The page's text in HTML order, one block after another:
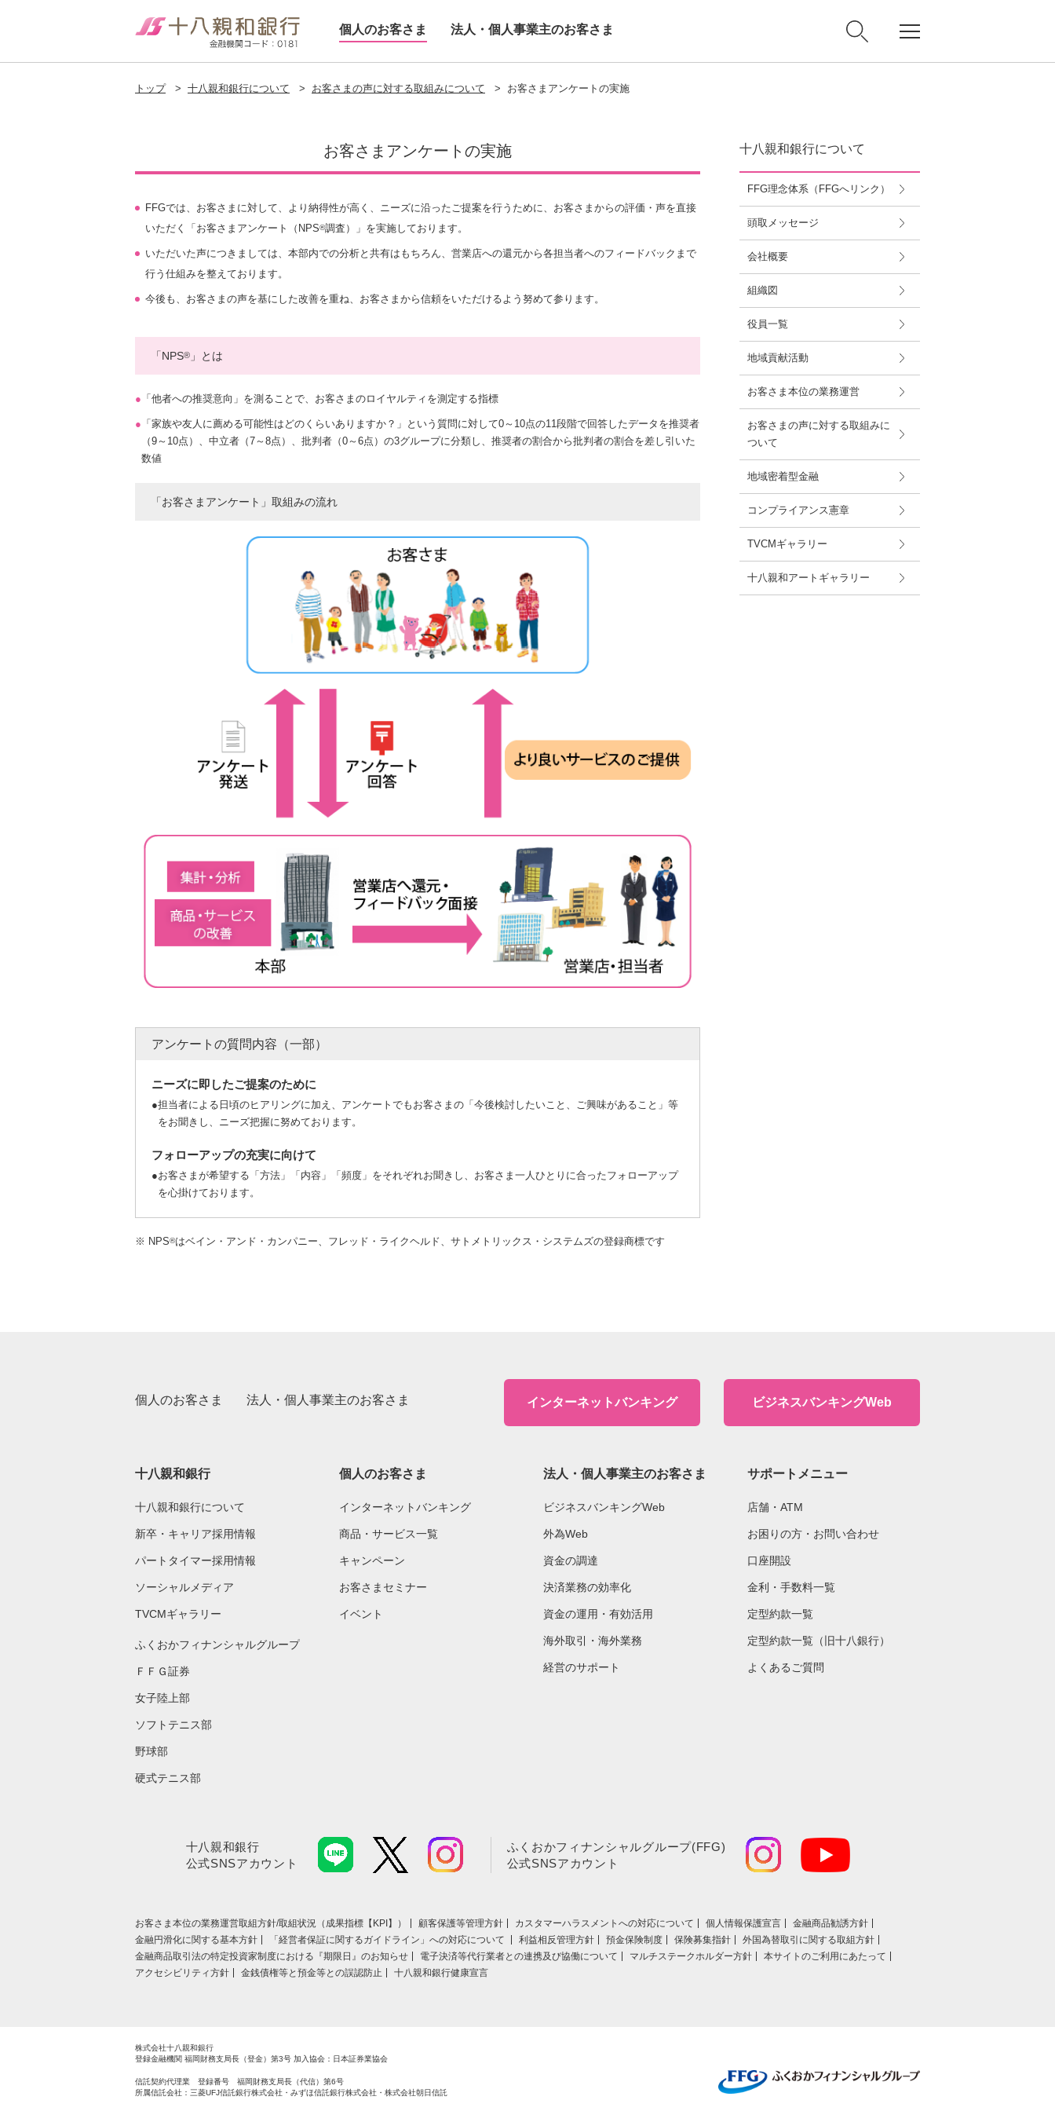
個人のお客さま 法人・個人事業主のお客さま
トップ > 十八親和銀行について > お客さまの声に対する取組みについて > お客さまアンケートの実施
お客さまアンケートの実施
FFGでは、お客さまに対して、より納得性が高く、ニーズに沿ったご提案を行うために、お客さまからの評価・声を直接
いただく「お客さまアンケート（NPS®調査）」を実施しております。
いただいた声につきましては、本部内での分析と共有はもちろん、営業店への還元から各担当者へのフィードバックまで
行う仕組みを整えております。
今後も、お客さまの声を基にした改善を重ね、お客さまから信頼をいただけるよう努めて参ります。
「NPS® 」とは
● 「他者への推奨意向」を測ることで、お客さまのロイヤルティを測定する指標
● 「家族や友人に薦める可能性はどのくらいありますか？」という質問に対して0～10点の11段階で回答したデータを推奨者
（9～10点）、中立者（7～8点）、批判者（0～6点）の3グループに分類し、推奨者の割合から批判者の割合を差し引いた
数値
「お客さまアンケート」取組みの流れ
アンケートの質問内容（一部）
ニーズに即したご提案のために
●担当者による日頃のヒアリングに加え、アンケートでもお客さまの「今後検討したいこと、ご興味があること」等
をお聞きし、ニーズ把握に努めております。
フォローアップの充実に向けて
●お客さまが希望する「方法」「内容」「頻度」をそれぞれお聞きし、お客さま一人ひとりに合ったフォローアップ
を心掛けております。
※ NPS®はベイン・アンド・カンパニー、フレッド・ライクヘルド、サトメトリックス・システムズの登録商標です
十八親和銀行について
FFG理念体系（FFGへリンク）
頭取メッセージ
会社概要
組織図
役員一覧
地域貢献活動
お客さま本位の業務運営
お客さまの声に対する取組みに
ついて
地域密着型金融
コンプライアンス憲章
TVCMギャラリー
十八親和アートギャラリー
個人のお客さま 法人・個人事業主のお客さま インターネットバンキング ビジネスバンキングWeb
十八親和銀行
十八親和銀行について
新卒・キャリア採用情報
パートタイマー採用情報
ソーシャルメディア
TVCMギャラリー
ふくおかフィナンシャルグループ
ＦＦＧ証券
女子陸上部
ソフトテニス部
野球部
硬式テニス部
個人のお客さま
インターネットバンキング
商品・サービス一覧
キャンペーン
お客さまセミナー
イベント
法人・個人事業主のお客さま
ビジネスバンキングWeb
外為Web
資金の調達
決済業務の効率化
資金の運用・有効活用
海外取引・海外業務
経営のサポート
サポートメニュー
店舗・ATM
お困りの方・お問い合わせ
口座開設
金利・手数料一覧
定型約款一覧
定型約款一覧（旧十八銀行）
よくあるご質問
十八親和銀行
公式SNSアカウント
ふくおかフィナンシャルグループ(FFG)
公式SNSアカウント
お客さま本位の業務運営取組⽅針/取組状況（成果指標【KPI】） 顧客保護等管理方針 カスタマーハラスメントへの対応について 個人情報保護宣言
金融商品勧誘方針
金融円滑化に関する基本方針
「経営者保証に関するガイドライン」への対応について 利益相反管理方針 預金保険制度 保険募集指針
外国為替取引に関する取組方針
金融商品取引法の特定投資家制度における『期限日』のお知らせ
電子決済等代行業者との連携及び協働について マルチステークホルダー方針
本サイトのご利用にあたって
アクセシビリティ方針
金銭債権等と預金等との誤認防止 十八親和銀行健康宣言
株式会社十八親和銀行
登録金融機関 福岡財務支局長（登金）第3号 加入協会：日本証券業協会
信託契約代理業 登録番号 福岡財務支局長（代信）第6号
所属信託会社：三菱UFJ信託銀行株式会社・みずほ信託銀行株式会社・株式会社朝日信託